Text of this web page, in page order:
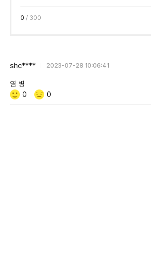
0 / 300
shc**** 2023-07-28 10:06:41
염 병
Like/Dislike
공
0
비
0